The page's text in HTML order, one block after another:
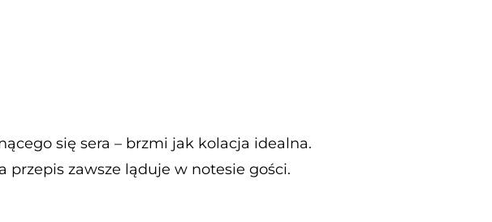
się sera – brzmi jak kolacja idealna.
przepis zawsze ląduje w notesie gości.